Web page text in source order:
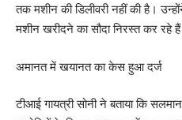
तक मशीन की डिलीवरी नहीं की है।
मशीन खरीदने का सौदा निरस्त कर रहे
अमानत में खयानत का केस हुआ दर्ज
टीआई गायत्री सोनी ने बताया कि